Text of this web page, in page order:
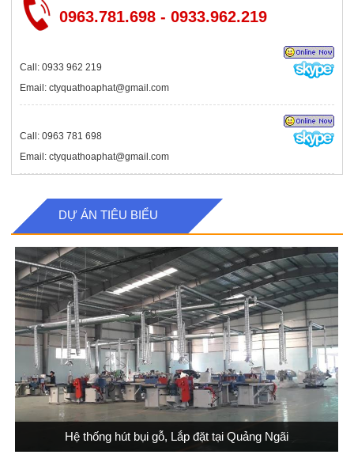
0963.781.698 - 0933.962.219
Call: 0933 962 219
Email: ctyquathoaphat@gmail.com
Call: 0963 781 698
Email: ctyquathoaphat@gmail.com
DỰ ÁN TIÊU BIỂU
Hệ thống hút bụi gỗ, Lắp đặt tại Quảng Ngãi